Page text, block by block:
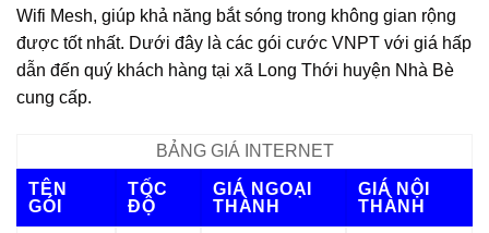
Wifi Mesh, giúp khả năng bắt sóng trong không gian rộng
được tốt nhất. Dưới đây là các gói cước VNPT với giá hấp
dẫn đến quý khách hàng tại xã Long Thới huyện Nhà Bè
cung cấp.
BẢNG GIÁ INTERNET
TÊN
GÓI
TỐC
ĐỘ
GIÁ NGOẠI
THÀNH
GIÁ NỘI
THÀNH